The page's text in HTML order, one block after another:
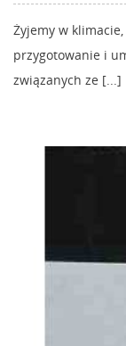
Żyjemy w
przygotowanie i
związanych ze [...]